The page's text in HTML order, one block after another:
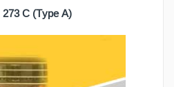
273 C (Type A)